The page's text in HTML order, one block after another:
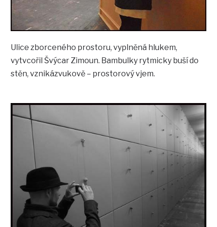
Ulice zborceného prostoru, vyplněná hlukem,
vytvcořil Švýcar Zimoun. Bambulky rytmicky buší do
stěn, vznikázvukově – prostorový vjem.